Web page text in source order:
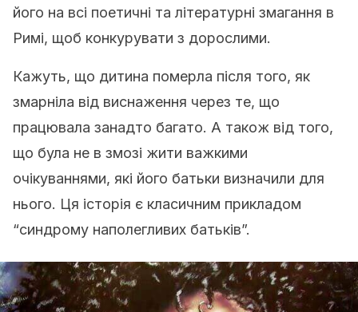
його на всі поетичні та літературні змагання в
Римі, щоб конкурувати з дорослими.
Кажуть, що дитина померла після того, як
змарніла від виснаження через те, що
працювала занадто багато. А також від того,
що була не в змозі жити важкими
очікуваннями, які його батьки визначили для
нього. Ця історія є класичним прикладом
“синдрому наполегливих батьків”.